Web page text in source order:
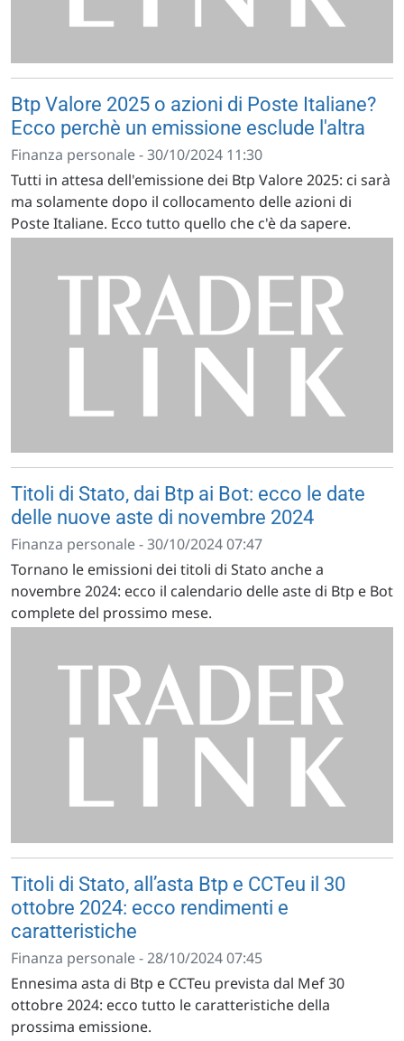
Btp Valore 2025 o azioni di Poste Italiane?
Ecco perchè un emissione esclude l'altra
Finanza personale - 30/10/2024 11:30
Tutti in attesa dell'emissione dei Btp Valore 2025: ci sarà
ma solamente dopo il collocamento delle azioni di
Poste Italiane. Ecco tutto quello che c'è da sapere.
Titoli di Stato, dai Btp ai Bot: ecco le date
delle nuove aste di novembre 2024
Finanza personale - 30/10/2024 07:47
Tornano le emissioni dei titoli di Stato anche a
novembre 2024: ecco il calendario delle aste di Btp e Bot
complete del prossimo mese.
Titoli di Stato, all’asta Btp e CCTeu il 30
ottobre 2024: ecco rendimenti e
caratteristiche
Finanza personale - 28/10/2024 07:45
Ennesima asta di Btp e CCTeu prevista dal Mef 30
ottobre 2024: ecco tutto le caratteristiche della
prossima emissione.